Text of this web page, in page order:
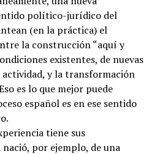
político-jurídico del
(en la práctica) el
la construcción “aquí y
existentes, de nuevas
y la transformación
es lo que mejor puede
español es en ese sentido
tiene sus
por ejemplo, de una